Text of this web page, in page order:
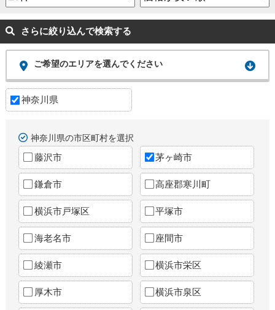
さらに絞り込んで検索する
ご希望のエリアを選んでください
神奈川県
神奈川県の市区町村を選択
藤沢市 茅ヶ崎市
鎌倉市 高座郡寒川町
横浜市戸塚区 平塚市
海老名市 座間市
綾瀬市 横浜市栄区
厚木市 横浜市泉区